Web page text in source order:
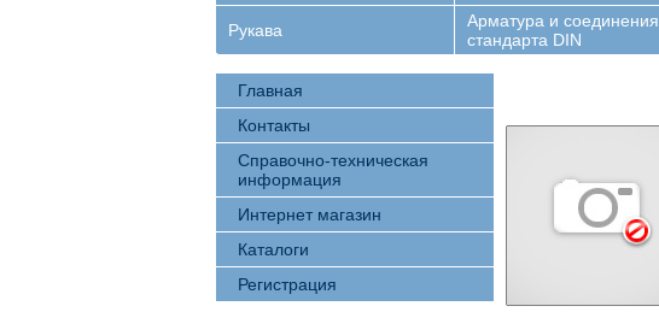
Рукава
Арматура и соединения
стандарта DIN
Главная
Контакты
Справочно-техническая
информация
Интернет магазин
Каталоги
Регистрация